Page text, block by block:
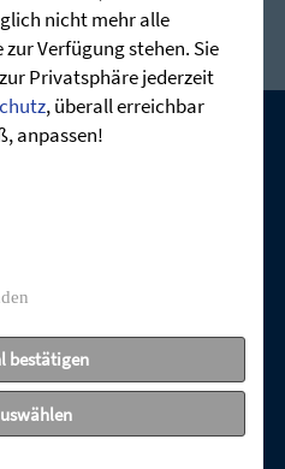
nicht mehr alle
Verfügung stehen. Sie
Privatsphäre jederzeit
, überall erreichbar
anpassen!
bestätigen